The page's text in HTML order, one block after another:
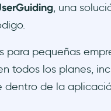
, una
pequeñas
todos los planes,
de la